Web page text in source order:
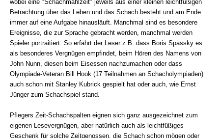
wobei eine "Schachmahlzeit" jeweils aus einer kleinen leichtfüßigen
Betrachtung über das Leben und das Schach besteht und am Ende
immer auf eine Aufgabe hinausläuft. Manchmal sind es besondere
Ereignisse, die zur Sprache gebracht werden, manchmal werden
Spieler portraitiert. So erfährt der Leser z.B. dass Boris Spassky es
als besonderes Vergnügen empfindet, beim Hören des Namens von
John Nunn, diesen beim Eisessen nachzumachen oder dass
Olympiade-Veteran Bill Hook (17 Teilnahmen an Schacholympiaden)
auch schon mit Stanley Kubrick gespielt hat oder auch, wie Ernst
Jünger zum Schachspiel stand.
Pflegers Zeit-Schachspalten eignen sich ganz ausgezeichnet zum
eigenen Lesevergnügen, aber natürlich auch als leichtfüßiges
Geschenk für solche Zeitgenossen, die Schach schon mögen oder